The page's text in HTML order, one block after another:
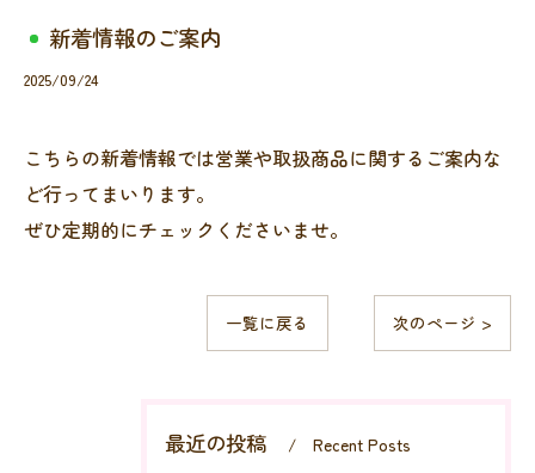
新着情報のご案内
2025/09/24
こちらの新着情報では営業や取扱商品に関するご案内な
ど行ってまいります。
ぜひ定期的にチェックくださいませ。
一覧に戻る 次のページ >
最近の投稿 Recent Posts